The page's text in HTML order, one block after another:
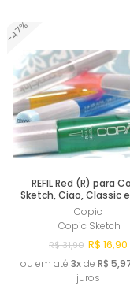
-47%
REFIL Red (R) para
Sketch, Ciao, Classic
Copic
Copic Sketch
R$ 31,90 R$ 16,90
ou em até 3xde R$
juros